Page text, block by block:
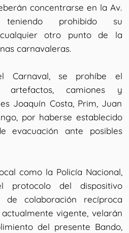
concentrarse en la Av.
teniendo prohibido su
otro punto de la
carnavaleras.
Carnaval, se prohíbe el
artefactos, camiones y
Joaquín Costa, Prim, Juan
por haberse establecido
evacuación ante posibles
como la Policía Nacional,
protocolo del dispositivo
colaboración recíproca
vigente, velarán
del presente Bando,